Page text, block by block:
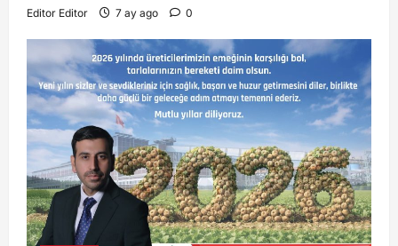
Editor Editor 7 ay ago 0